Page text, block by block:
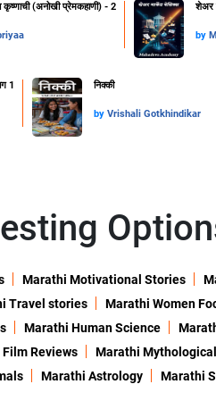
कृष्णाची (अनोखी प्रेमकहाणी) - 2 शेअर
by
1 निक्की
by Vrishali Gotkhindikar
Marathi Motivational Stories
Travel stories Marathi Women
Marathi Human Science
Reviews Marathi
Marathi Astrology Marathi